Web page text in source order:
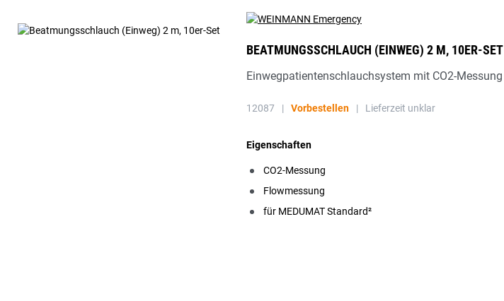
BEATMUNGSSCHLAUCH (EINWEG) 2 M, 10ER-SET
Einwegpatientenschlauchsystem mit CO2-Messung
12087 | Vorbestellen | Lieferzeit unklar
Eigenschaften
CO2-Messung
Flowmessung
für MEDUMAT Standard²